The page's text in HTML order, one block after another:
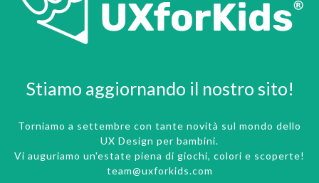
Stiamo aggiornando il nostro sito!
Torniamo a settembre con tante novità sul mondo dello
UX Design per bambini.
Vi auguriamo un'estate piena di giochi, colori e scoperte!
team@uxforkids.com